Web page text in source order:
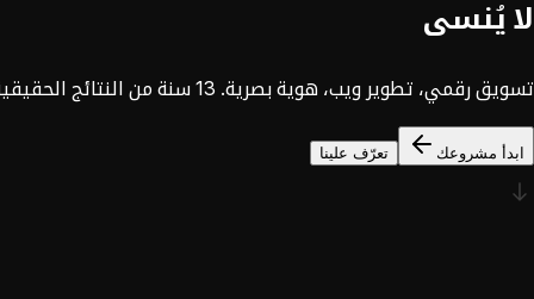
لا يُنسى
تسويق رقمي، تطوير ويب، هوية بصرية. 13 سنة من النتائج الحقيقية في 8 دول.
ابدأ مشروعك تعرّف علينا